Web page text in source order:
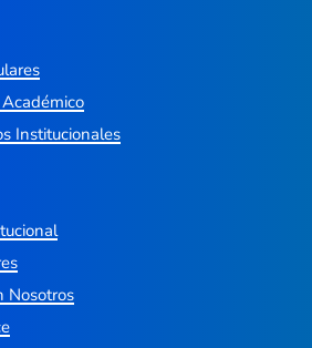
Institucionales
Nosotros